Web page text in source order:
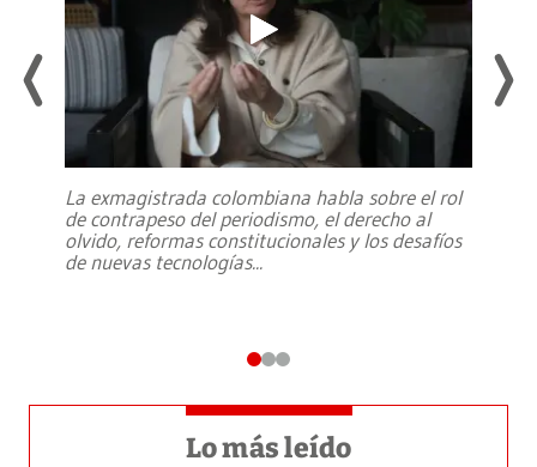
La exmagistrada colombiana habla sobre el rol
de contrapeso del periodismo, el derecho al
olvido, reformas constitucionales y los desafíos
de nuevas tecnologías...
Lo más leído